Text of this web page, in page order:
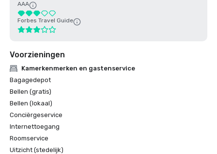
AAA
Forbes Travel Guide
Voorzieningen
Kamerkenmerken en gastenservice
Bagagedepot
Bellen (gratis)
Bellen (lokaal)
Conciërgeservice
Internettoegang
Roomservice
Uitzicht (stedelijk)